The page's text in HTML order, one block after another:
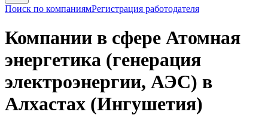
Поиск по компаниямРегистрация работодателя
Компании в сфере Атомная
энергетика (генерация
электроэнергии, АЭС) в
Алхастах (Ингушетия)